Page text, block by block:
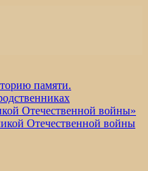
памяти.
Отечественной войны»
Отечественной войны